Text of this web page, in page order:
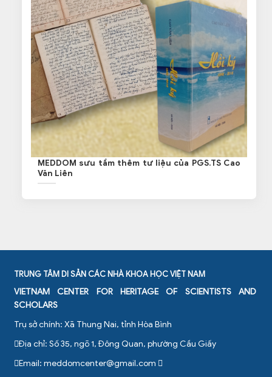
MEDDOM sưu tầm thêm tư liệu của PGS.TS Cao
Văn Liên
TRUNG TÂM DI SẢN CÁC NHÀ KHOA HỌC VIỆT NAM
VIETNAM CENTER FOR HERITAGE OF SCIENTISTS AND
SCHOLARS
Trụ sở chính: Xã Thung Nai, tỉnh Hòa Bình
Địa chỉ: Số 35, ngõ 1, Đông Quan, phường Cầu Giấy
Email: meddomcenter@gmail.com